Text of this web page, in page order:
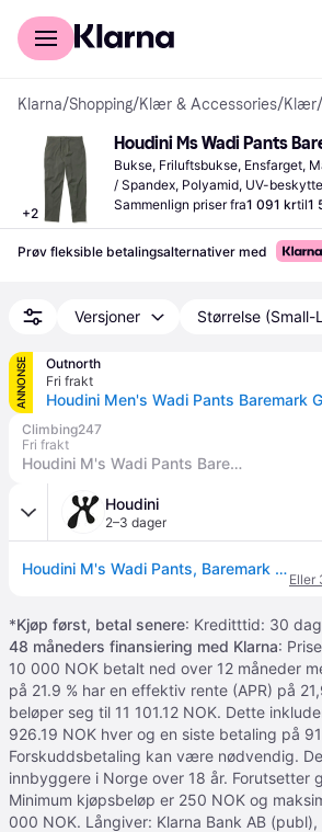
For kunder
Klarna/Shopping/Klær & Accessories/Klær/
+2
Houdini Ms Wadi Pants
Bukse, Friluftsbukse, Ensfarget,
/ Spandex, Polyamid, UV-
Slitesterkt, Regulerbare
Vanntett, Vannavvisende
Sammenlign priser fra1 091 krtil1
Prøv fleksible betalingsalternativer med
Versjoner Størrelse (Small-
ANNONSE
Outnorth
Fri frakt
Houdini Men's Wadi Pants Baremark
Climbing247
Fri frakt
Houdini M's Wadi Pants Baremark Green
Houdini
2–3 dager
Houdini M's Wadi Pants, Baremark Green, S
Eller
*Kjøp først, betal senere: Kreditttid: 30
48 måneders finansiering med Klarna:
10 000 NOK betalt ned over 12 måneder
på 21.9 % har en effektiv rente (APR) på
beløper seg til 11 101.12 NOK. Dette
926.19 NOK hver og en siste betaling på
Forskuddsbetaling kan være nødvendig.
innbyggere i Norge over 18 år. Forutsetter
Minimum kjøpsbeløp er 250 NOK og
000 NOK. Långiver: Klarna Bank AB (publ),